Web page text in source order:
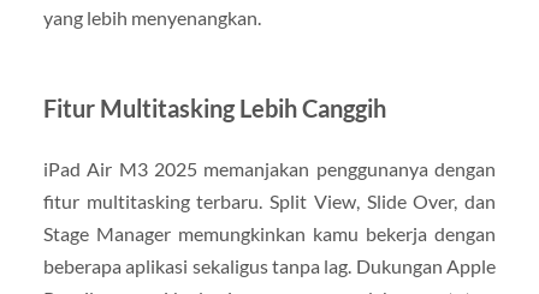
yang lebih menyenangkan.
Fitur Multitasking Lebih Canggih
iPad Air M3 2025 memanjakan penggunanya dengan
fitur multitasking terbaru. Split View, Slide Over, dan
Stage Manager memungkinkan kamu bekerja dengan
beberapa aplikasi sekaligus tanpa lag. Dukungan Apple